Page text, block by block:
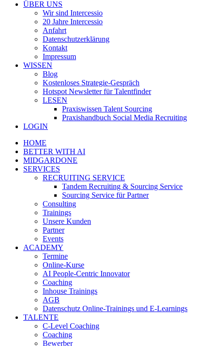
ÜBER UNS
Wir sind Intercessio
20 Jahre Intercessio
Anfahrt
Datenschutzerklärung
Kontakt
Impressum
WISSEN
Blog
Kostenloses Strategie-Gespräch
Hotspot Newsletter für Talentfinder
LESEN
Praxiswissen Talent Sourcing
Praxishandbuch Social Media Recruiting
LOGIN
HOME
BETTER WITH AI
MIDGARDONE
SERVICES
RECRUITING SERVICE
Tandem Recruiting & Sourcing Service
Sourcing Service für Partner
Consulting
Trainings
Unsere Kunden
Partner
Events
ACADEMY
Termine
Online-Kurse
AI People-Centric Innovator
Coaching
Inhouse Trainings
AGB
Datenschutz Online-Trainings und E-Learnings
TALENTE
C-Level Coaching
Coaching
Bewerber